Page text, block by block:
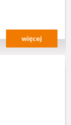
więcej